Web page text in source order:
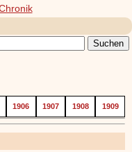
1906 1907 1908 1909